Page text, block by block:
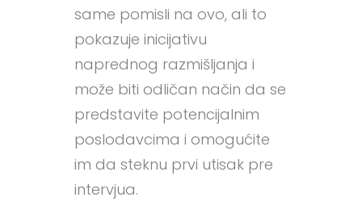
same pomisli na ovo, ali to
pokazuje inicijativu
naprednog razmišljanja i
može biti odličan način da se
predstavite potencijalnim
poslodavcima i omogućite
im da steknu prvi utisak pre
intervjua.